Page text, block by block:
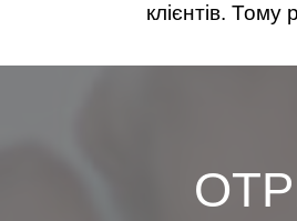
клієнтів. Тому